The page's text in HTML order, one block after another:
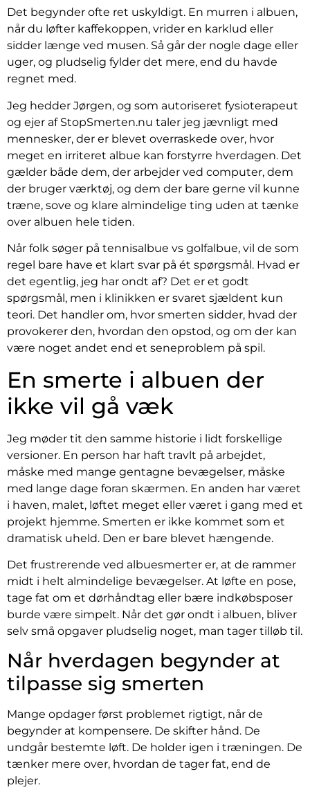
Det begynder ofte ret uskyldigt. En murren i albuen,
når du løfter kaffekoppen, vrider en karklud eller
sidder længe ved musen. Så går der nogle dage eller
uger, og pludselig fylder det mere, end du havde
regnet med.
Jeg hedder Jørgen, og som autoriseret fysioterapeut
og ejer af StopSmerten.nu taler jeg jævnligt med
mennesker, der er blevet overraskede over, hvor
meget en irriteret albue kan forstyrre hverdagen. Det
gælder både dem, der arbejder ved computer, dem
der bruger værktøj, og dem der bare gerne vil kunne
træne, sove og klare almindelige ting uden at tænke
over albuen hele tiden.
Når folk søger på tennisalbue vs golfalbue, vil de som
regel bare have et klart svar på ét spørgsmål. Hvad er
det egentlig, jeg har ondt af? Det er et godt
spørgsmål, men i klinikken er svaret sjældent kun
teori. Det handler om, hvor smerten sidder, hvad der
provokerer den, hvordan den opstod, og om der kan
være noget andet end et seneproblem på spil.
En smerte i albuen der
ikke vil gå væk
Jeg møder tit den samme historie i lidt forskellige
versioner. En person har haft travlt på arbejdet,
måske med mange gentagne bevægelser, måske
med lange dage foran skærmen. En anden har været
i haven, malet, løftet meget eller været i gang med et
projekt hjemme. Smerten er ikke kommet som et
dramatisk uheld. Den er bare blevet hængende.
Det frustrerende ved albuesmerter er, at de rammer
midt i helt almindelige bevægelser. At løfte en pose,
tage fat om et dørhåndtag eller bære indkøbsposer
burde være simpelt. Når det gør ondt i albuen, bliver
selv små opgaver pludselig noget, man tager tilløb til.
Når hverdagen begynder at
tilpasse sig smerten
Mange opdager først problemet rigtigt, når de
begynder at kompensere. De skifter hånd. De
undgår bestemte løft. De holder igen i træningen. De
tænker mere over, hvordan de tager fat, end de
plejer.